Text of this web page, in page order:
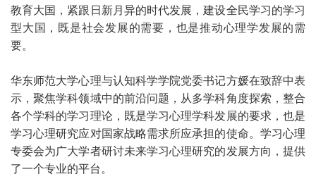
教育大国，紧跟日新月异的时代发展，建设全民学习的学习
型大国，既是社会发展的需要，也是推动心理学发展的需
要。
华东师范大学心理与认知科学学院党委书记方媛在致辞中表
示，聚焦学科领域中的前沿问题，从多学科角度探索，整合
各个学科的学习理论，既是学习心理学科发展的要求，也是
学习心理研究应对国家战略需求所应承担的使命。学习心理
专委会为广大学者研讨未来学习心理研究的发展方向，提供
了一个专业的平台。